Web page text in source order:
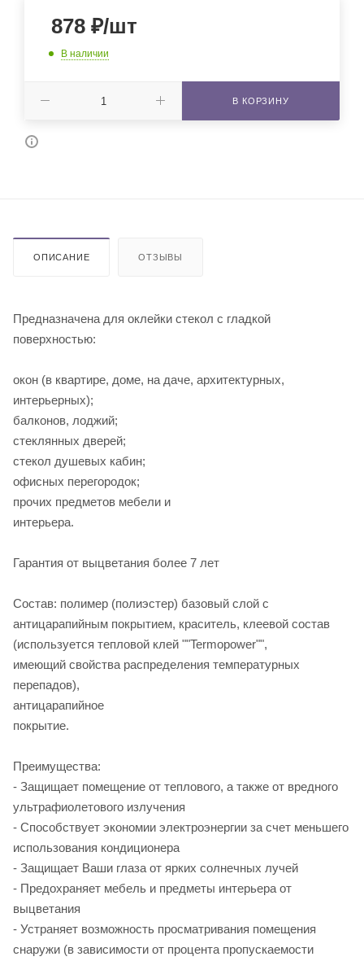
878 ₽/шт
В наличии
В КОРЗИНУ
ОПИСАНИЕ ОТЗЫВЫ
Предназначена для оклейки стекол с гладкой
поверхностью:
окон (в квартире, доме, на даче, архитектурных,
интерьерных);
балконов, лоджий;
стеклянных дверей;
стекол душевых кабин;
офисных перегородок;
прочих предметов мебели и
Гарантия от выцветания более 7 лет
Состав: полимер (полиэстер) базовый слой с
антицарапийным покрытием, краситель, клеевой состав
(используется тепловой клей ""Termopower"",
имеющий свойства распределения температурных
перепадов),
антицарапийное
- Защищает помещение от теплового, а также от вредного
ультрафиолетового излучения
- Способствует экономии электроэнергии за счет меньшего
использования кондиционера
- Защищает Ваши глаза от ярких солнечных лучей
- Предохраняет мебель и предметы интерьера от
выцветания
- Устраняет возможность просматривания помещения
снаружи (в зависимости от процента пропускаемости